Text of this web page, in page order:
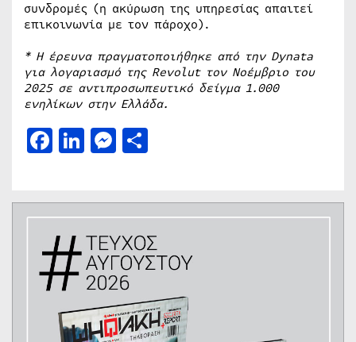
συνδρομές (η ακύρωση της υπηρεσίας απαιτεί
επικοινωνία με τον πάροχο).
* Η έρευνα πραγματοποιήθηκε από την Dynata
για λογαριασμό της Revolut τον Νοέμβριο του
2025 σε αντιπροσωπευτικό δείγμα 1.000
ενηλίκων στην Ελλάδα.
Facebook
LinkedIn
Messenger